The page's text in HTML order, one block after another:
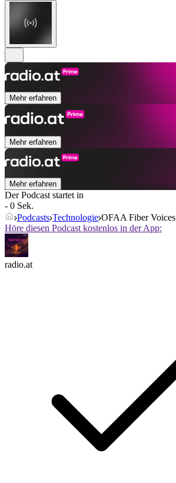
Mehr erfahren
Mehr erfahren
Mehr erfahren
Der Podcast startet in
- 0 Sek.
Podcasts Technologie OFAA Fiber Voices
Höre diesen Podcast kostenlos in der App:
radio.at